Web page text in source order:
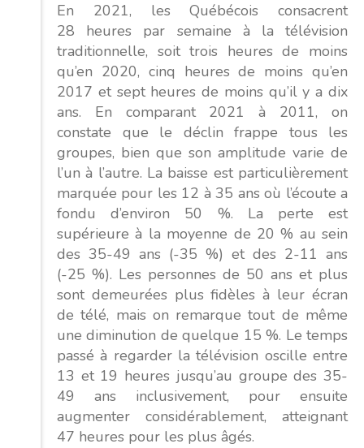
En 2021, les Québécois consacrent
28 heures par semaine à la télévision
traditionnelle, soit trois heures de moins
qu’en 2020, cinq heures de moins qu’en
2017 et sept heures de moins qu’il y a dix
ans. En comparant 2021 à 2011, on
constate que le déclin frappe tous les
groupes, bien que son amplitude varie de
l’un à l’autre. La baisse est particulièrement
marquée pour les 12 à 35 ans où l’écoute a
fondu d’environ 50 %. La perte est
supérieure à la moyenne de 20 % au sein
des 35-49 ans (-35 %) et des 2-11 ans
(-25 %). Les personnes de 50 ans et plus
sont demeurées plus fidèles à leur écran
de télé, mais on remarque tout de même
une diminution de quelque 15 %. Le temps
passé à regarder la télévision oscille entre
13 et 19 heures jusqu’au groupe des 35-
49 ans inclusivement, pour ensuite
augmenter considérablement, atteignant
47 heures pour les plus âgés.